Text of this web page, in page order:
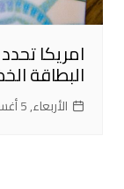
امريكا
البطاقة
الأربعاء, 5 أغسطس 2026, 9:42